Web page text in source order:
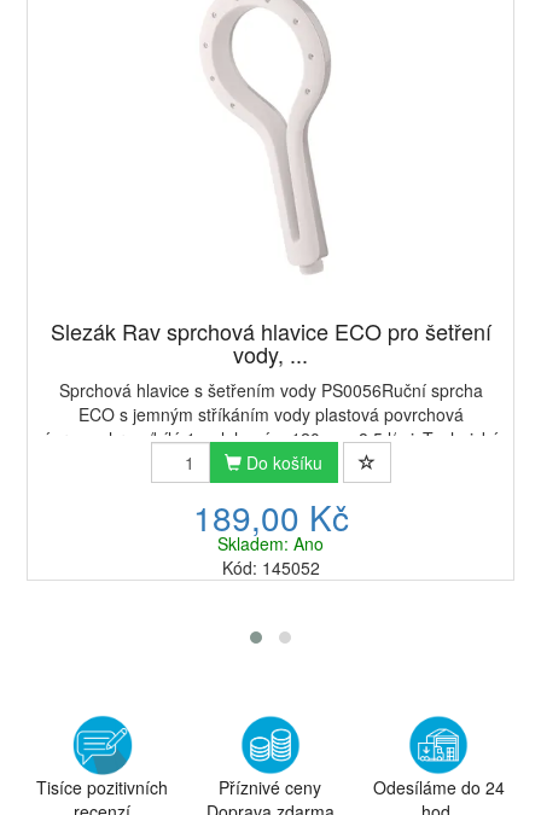
Slezák Rav sprchová hlavice ECO pro šetření
vody, ...
Sprchová hlavice s šetřením vody PS0056Ruční sprcha
ECO s jemným stříkáním vody plastová povrchová
úprava chrom/bílá 1-polohová ø 120 mm​ 8,5 l/minTechnické
parametry Materiál Plast Soubor...
Do košíku
189,00 Kč
Skladem: Ano
Kód: 145052
Tisíce pozitivních
Příznivé ceny
Odesíláme do 24